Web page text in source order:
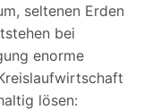
seltenen Erden
bei
enorme
lösen: